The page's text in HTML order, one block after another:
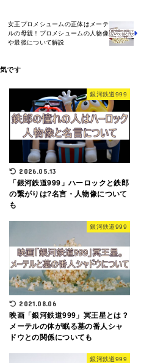
女王プロメシュームの正体はメーテ
ルの母親！プロメシュームの人物像
や最後について解説
銀河鉄道999
2026.05.13
「銀河鉄道999」ハーロックと鉄郎
の繋がりは?名言・人物像について
も
銀河鉄道999
2021.08.06
映画「銀河鉄道999」冥王星とは？
メーテルの体が眠る墓の番人シャ
ドウとの関係についても
銀河鉄道999